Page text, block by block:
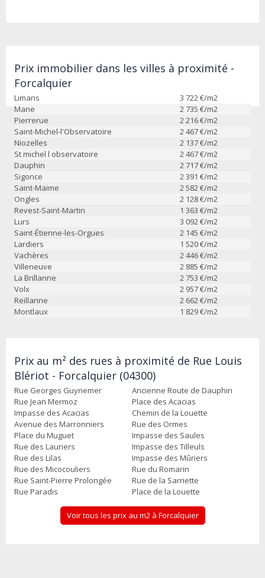
Prix immobilier dans les villes à proximité -
Forcalquier
Limans 3 722 €/m2
Mane
2 735 €/m2
Pierrerue
2 216€/m2
Saint-Michel-l'Observatoire
2 467€/m2
Niozelles
2 137€/m2
St michel l observatoire
2 467€/m2
Dauphin
2 717€/m2
Sigonce
2 391 €/m2
Saint-Maime
2 582 €/m2
Ongles
2 128€/m2
Revest-Saint-Martin
1 363 €/m2
Lurs
3 092 €/m2
Saint-Étienne-les-Orgues
2 145 €/m2
Lardiers
1 520€/m2
Vachères
2 446€/m2
Villeneuve
2 885 €/m2
La Brillanne
2 753 €/m2
Volx
2 957€/m2
Reillanne
2 662 €/m2
Montlaux
1 829€/m2
Prix au m² des rues à proximité de Rue Louis
Blériot - Forcalquier (04300)
Rue Georges Guynemer
Ancienne Route de Dauphin
Rue Jean Mermoz
Place des Acacias
Impasse des Acacias
Chemin de la Louette
Avenue des Marronniers
Rue des Ormes
Place du Muguet
Impasse des Saules
Rue des Lauriers
Impasse des Tilleuls
Rue des Lilas
Impasse des Mûriers
Rue des Micocouliers
Rue du Romarin
Rue Saint-Pierre Prolongée
Rue de la Sarriette
Rue Paradis
Place de la Louette
Voir tous les prix au m2 à Forcalquier